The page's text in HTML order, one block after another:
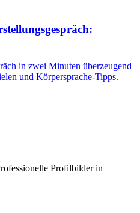
in zwei Minuten überzeugend
und Körpersprache-Tipps.
Profilbilder in